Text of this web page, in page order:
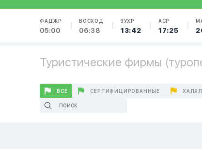
ФАДЖР
05:00
ВОСХОД
06:38
ЗУХР
13:42
АСР
17:25
Туристические фирмы
ВСЕ СЕРТИФИЦИРОВАННЫЕ